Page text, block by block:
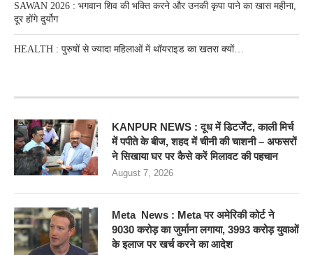
SAWAN 2026 : भगवान शिव की भक्ति करने और उनकी कृपा पाने का खास महीना,
दूर होंगे दुर्योग
HEALTH : पुरुषों से ज्यादा महिलाओं में थॉयराइड का खतरा क्यों…
KANPUR NEWS : दूध में डिटर्जेंट, काली मिर्च
में पपीते के बीज, शहद में चीनी की चाशनी – अफसरों
ने सिखाया घर पर कैसे करें मिलावट की पहचान
August 7, 2026
Meta News : Meta पर अमेरिकी कोर्ट ने
9030 करोड़ का जुर्माना लगाया, 3993 करोड़ युवाओं
के इलाज पर खर्च करने का आदेश